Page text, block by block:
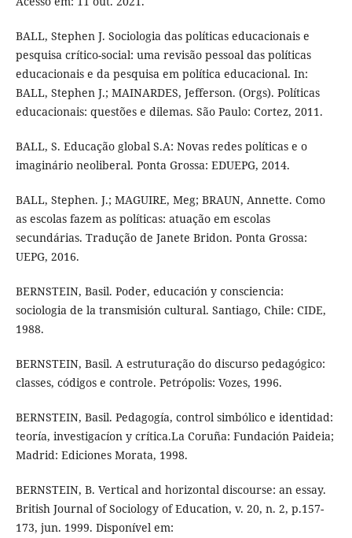
BALL, Stephen J. Sociologia das políticas educacionais e
pesquisa crítico-social: uma revisão pessoal das políticas
educacionais e da pesquisa em política educacional. In:
BALL, Stephen J.; MAINARDES, Jefferson. (Orgs). Políticas
educacionais: questões e dilemas. São Paulo: Cortez, 2011.
BALL, S. Educação global S.A: Novas redes políticas e o
imaginário neoliberal. Ponta Grossa: EDUEPG, 2014.
BALL, Stephen. J.; MAGUIRE, Meg; BRAUN, Annette. Como
as escolas fazem as políticas: atuação em escolas
secundárias. Tradução de Janete Bridon. Ponta Grossa:
UEPG, 2016.
BERNSTEIN, Basil. Poder, educación y consciencia:
sociologia de la transmisión cultural. Santiago, Chile: CIDE,
1988.
BERNSTEIN, Basil. A estruturação do discurso pedagógico:
classes, códigos e controle. Petrópolis: Vozes, 1996.
BERNSTEIN, Basil. Pedagogía, control simbólico e identidad:
teoría, investigacíon y crítica.La Coruña: Fundación Paideia;
Madrid: Ediciones Morata, 1998.
BERNSTEIN, B. Vertical and horizontal discourse: an essay.
British Journal of Sociology of Education, v. 20, n. 2, p.157-
173, jun. 1999. Disponível em: